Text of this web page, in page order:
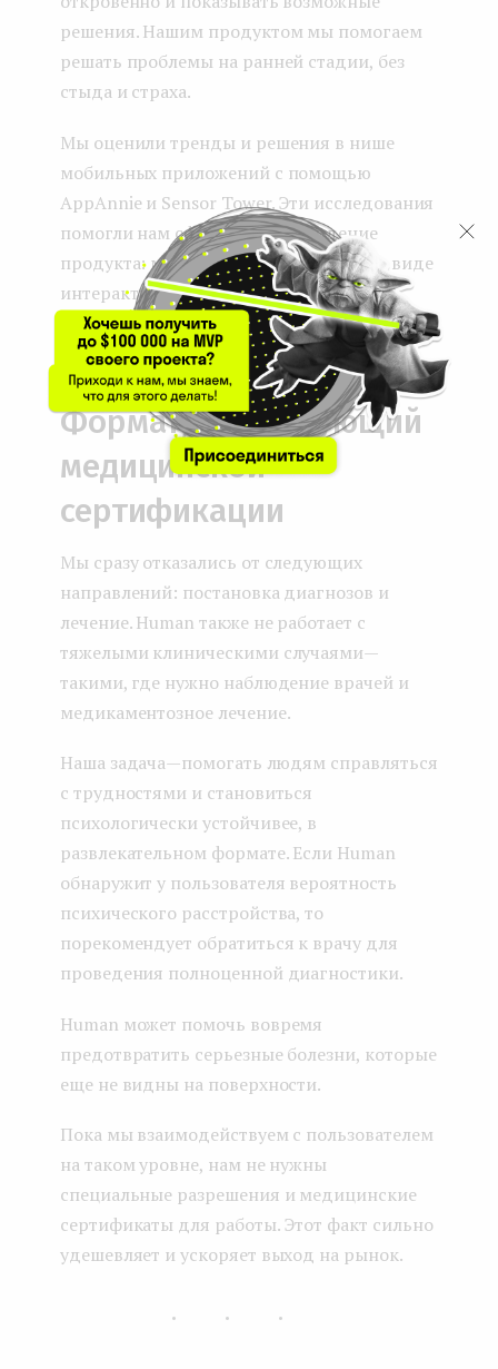
решения. Нашим продуктом мы помогаем
решать проблемы на ранней стадии, без
стыда и страха.
Мы оценили тренды и решения в нише
мобильных приложений с помощью
AppAnnie и Sensor Tower. Эти исследования
помогли нам сформировать видение
продукта: мы передаем опыт людей в виде
интерактивных историй.
...
Формат, не требующий
медицинской
сертификации
Мы сразу отказались от следующих
направлений: постановка диагнозов и
лечение. Human также не работает с
тяжелыми клиническими случаями —
такими, где нужно наблюдение врачей и
медикаментозное лечение.
Наша задача — помогать людям справляться
с трудностями и становиться
психологически устойчивее, в
развлекательном формате. Если Human
обнаружит у пользователя вероятность
психического расстройства, то
порекомендует обратиться к врачу для
проведения полноценной диагностики.
Human может помочь вовремя
предотвратить серьезные болезни, которые
еще не видны на поверхности.
Пока мы взаимодействуем с пользователем
на таком уровне, нам не нужны
специальные разрешения и медицинские
сертификаты для работы. Этот факт сильно
удешевляет и ускоряет выход на рынок.
...